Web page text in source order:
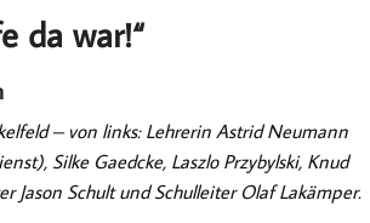
da war!“
– von links: Lehrerin Astrid Neumann
Silke Gaedcke, Laszlo Przybylski, Knud
Jason Schult und Schulleiter Olaf Lakämper.